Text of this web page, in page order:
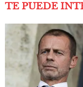
TE PUEDE